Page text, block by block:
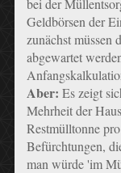
bei der
Geldbörsen der
zunächst müssen
abgewartet
Aber: Es zeigt
Mehrheit der
Restmülltonne
Befürchtungen,
man würde 'im